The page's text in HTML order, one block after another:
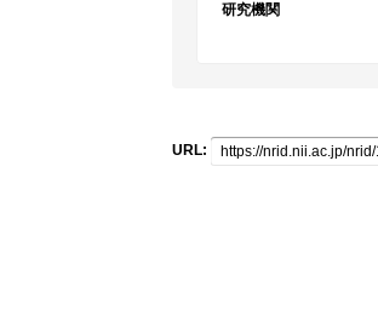
研究機関
URL: